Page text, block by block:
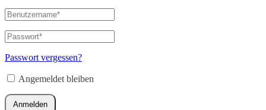
Benutzername
oder
E-
Mail-
Adresse*
Passwort*
Erforderlich
Passwort vergessen?
Angemeldet bleiben
Anmelden